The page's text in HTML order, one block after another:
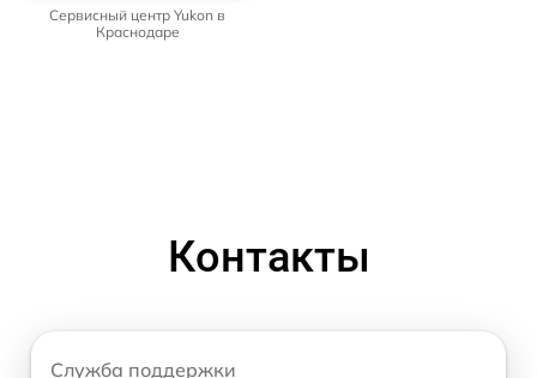
Сервисный центр Yukon в
Краснодаре
Контакты
Служба поддержки